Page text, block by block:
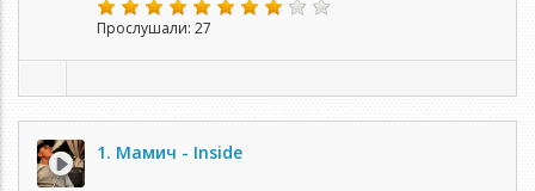
Прослушали: 27
1. Мамич - Inside